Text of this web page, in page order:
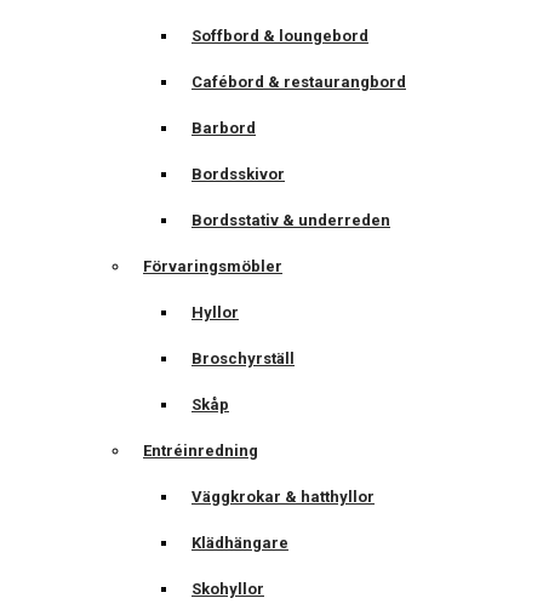
Soffbord & loungebord
Cafébord & restaurangbord
Barbord
Bordsskivor
Bordsstativ & underreden
Förvaringsmöbler
Hyllor
Broschyrställ
Skåp
Entréinredning
Väggkrokar & hatthyllor
Klädhängare
Skohyllor